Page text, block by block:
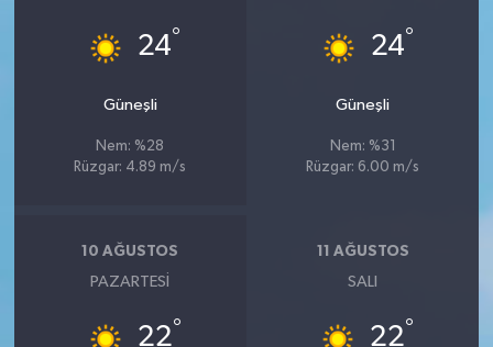
24°
Güneşli
Nem: %28
Rüzgar: 4.89 m/s
24°
Güneşli
Nem: %31
Rüzgar: 6.00 m/s
10 AĞUSTOS
PAZARTESI
22°
11 AĞUSTOS
SALI
22°